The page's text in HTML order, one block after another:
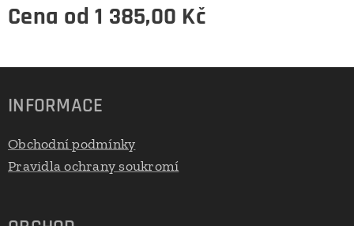
Cena od1 385,00 Kč
INFORMACE
Obchodní podmínky
Pravidla ochrany soukromí